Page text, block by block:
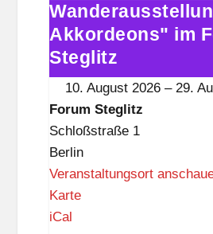
t
e
g
l
i
t
z
Wanderausstellung
„600
Akkordeons"
im
Forum
Steglitz
Akkordeons" im
Steglitz
10. August 2026 –29.
Forum Steglitz
Schloßstraße 1
Berlin
Veranstaltungsort
KarteF
iCal